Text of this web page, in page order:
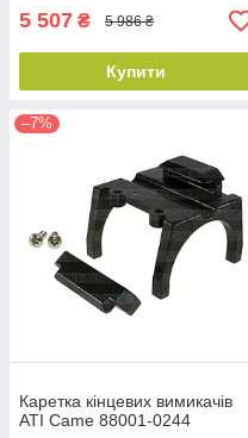
5 507 ₴ 5 986 ₴
Купити
–7%
Каретка кінцевих вимикачів
ATI Came 88001-0244